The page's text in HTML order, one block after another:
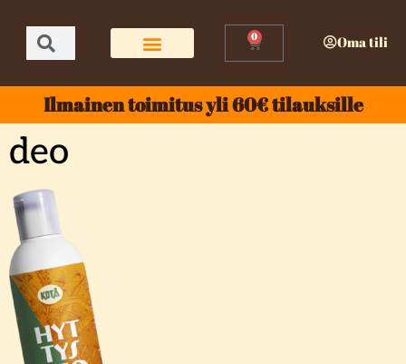
0 Oma tili
Ilmainen toimitus yli 60€ tilauksille
deo